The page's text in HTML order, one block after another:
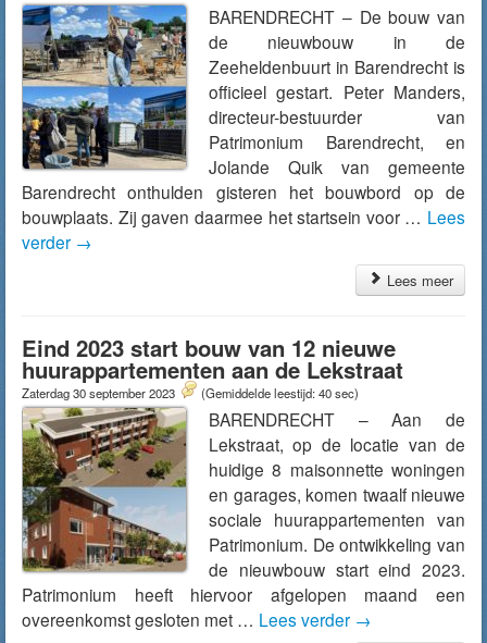
BARENDRECHT – De bouw van
de nieuwbouw in de
Zeeheldenbuurt in Barendrecht is
officieel gestart. Peter Manders,
directeur-bestuurder van
Patrimonium Barendrecht, en
Jolande Quik van gemeente
Barendrecht onthulden gisteren het bouwbord op de
bouwplaats. Zij gaven daarmee het startsein voor … Lees
verder →
Lees meer
Eind 2023 start bouw van 12 nieuwe
huurappartementen aan de Lekstraat
Zaterdag 30 september 2023 (Gemiddelde leestijd: 40 sec)
BARENDRECHT – Aan de
Lekstraat, op de locatie van de
huidige 8 maisonnette woningen
en garages, komen twaalf nieuwe
sociale huurappartementen van
Patrimonium. De ontwikkeling van
de nieuwbouw start eind 2023.
Patrimonium heeft hiervoor afgelopen maand een
overeenkomst gesloten met … Lees verder →